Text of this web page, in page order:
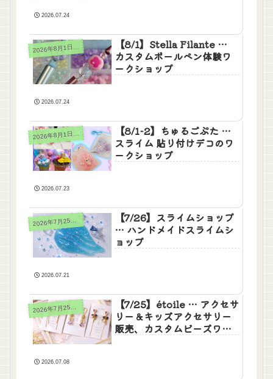
2026.07.24
2
【8/1】Stella Filante …
カスタムボールペン体験ワ
ークショップ
2026.07.24
2
【8/1-2】ちゅるごぷた …
スライム 貼り付けデコのワ
ークショップ
2026.07.23
2026年7月25日(土)26日(日)
【7/26】スライムショップ
… ハンドメイドスライムシ
ョップ
2026.07.21
2026年7月25日(土)26日(日)
【7/25】étoile … アクセサ
リー＆キッズアクセサリー
販売、カスタムビーズワー
2026.07.08